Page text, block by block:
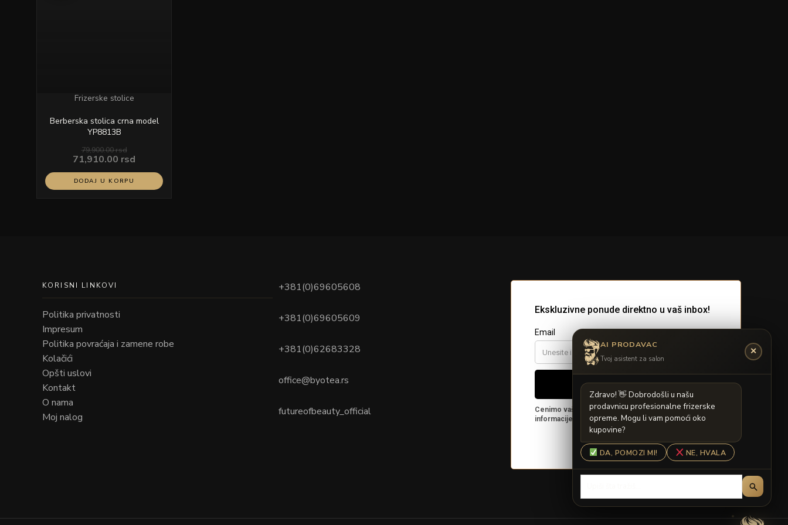
Frizerske stolice
Berberska stolica crna model
YP8813B
79,900.00rsd
71,910.00 rsd
DODAJ U KORPU
KORISNI LINKOVI
Politika privatnosti
Impresum
Politika povraćaja i zamene robe
Kolačići
Opšti uslovi
Kontakt
O nama
Moj nalog
+381(0)69605608
+381(0)69605609
+381(0)62683328
office@byotea.rs
futureofbeauty_official
AI PRODAVAC
Tvoj asistent za salon
✕
Zdravo! Dobrodošli u našu
prodavnicu profesionalne frizerske
opreme. Mogu li vam pomoći oko
kupovine?
DA, POMOZI MI! NE, HVALA